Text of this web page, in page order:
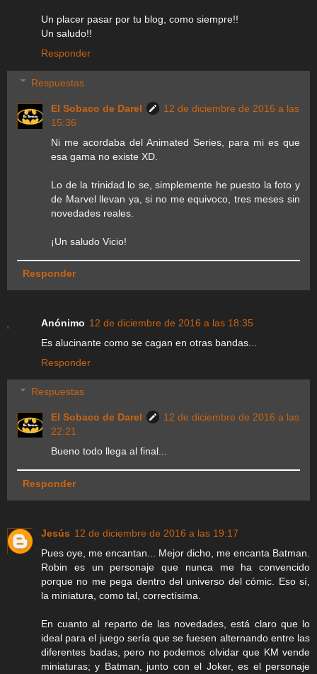
Un placer pasar por tu blog, como siempre!!
Un saludo!!
Responder
Respuestas
El Sobaco de Darel
12 de diciembre de 2016 a las
15:36
Ni me acordaba del Animated Series, para mi es que
esa gama no existe XD.
Lo de la trinidad lo se, simplemente he puesto la foto y
de Marvel llevan ya, si no me equivoco, tres meses sin
novedades reales.
¡Un saludo Vicio!
Responder
Anónimo 12 de diciembre de 2016 a las 18:35
Es alucinante como se cagan en otras bandas...
Responder
Respuestas
El Sobaco de Darel
12 de diciembre de 2016 a las
22:21
Bueno todo llega al final...
Responder
Jesús 12 de diciembre de 2016 a las 19:17
Pues oye, me encantan... Mejor dicho, me encanta Batman.
Robin es un personaje que nunca me ha convencido
porque no me pega dentro del universo del cómic. Eso sí,
la miniatura, como tal, correctísima.
En cuanto al reparto de las novedades, está claro que lo
ideal para el juego sería que se fuesen alternando entre las
diferentes badas, pero no podemos olvidar que KM vende
miniaturas; y Batman, junto con el Joker, es el personaje